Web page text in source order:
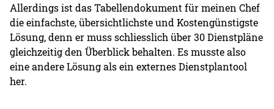
Allerdings ist das Tabellendokument für meinen Chef
die einfachste, übersichtlichste und Kostengünstigste
Lösung, denn er muss schliesslich über 30 Dienstpläne
gleichzeitig den Überblick behalten. Es musste also
eine andere Lösung als ein externes Dienstplantool
her.